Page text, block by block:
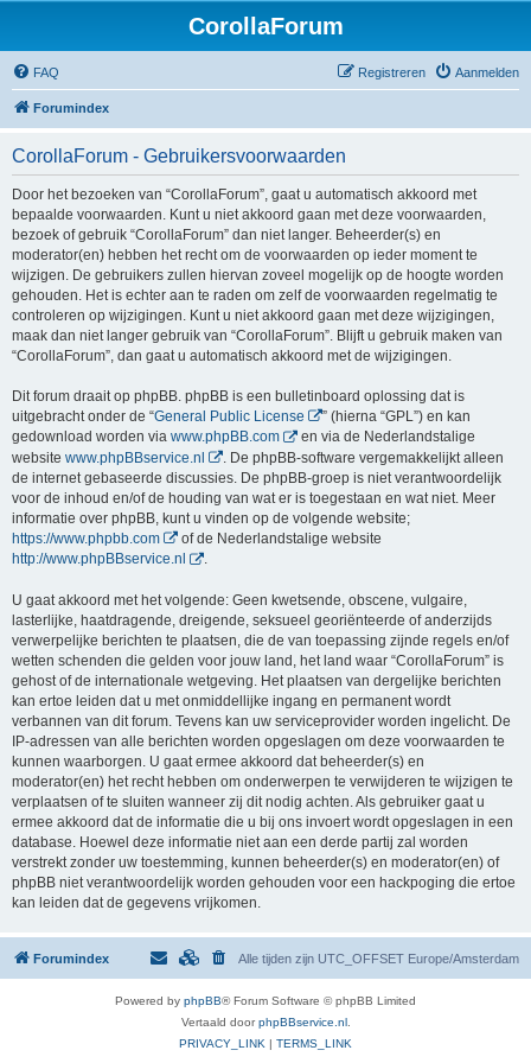
CorollaForum
FAQ Aanmelden
Registreren
Forumindex
CorollaForum - Gebruikersvoorwaarden
Door het bezoeken van “CorollaForum”, gaat u automatisch akkoord met
bepaalde voorwaarden. Kunt u niet akkoord gaan met deze voorwaarden,
bezoek of gebruik “CorollaForum” dan niet langer. Beheerder(s) en
moderator(en) hebben het recht om de voorwaarden op ieder moment te
wijzigen. De gebruikers zullen hiervan zoveel mogelijk op de hoogte worden
gehouden. Het is echter aan te raden om zelf de voorwaarden regelmatig te
controleren op wijzigingen. Kunt u niet akkoord gaan met deze wijzigingen,
maak dan niet langer gebruik van “CorollaForum”. Blijft u gebruik maken van
“CorollaForum”, dan gaat u automatisch akkoord met de wijzigingen.
Dit forum draait op phpBB. phpBB is een bulletinboard oplossing dat is
uitgebracht onder de “General Public License
” (hierna “GPL”) en kan
gedownload worden via www.phpBB.com
en via de Nederlandstalige
website www.phpBBservice.nl
. De phpBB-software vergemakkelijkt alleen
de internet gebaseerde discussies. De phpBB-groep is niet verantwoordelijk
voor de inhoud en/of de houding van wat er is toegestaan en wat niet. Meer
informatie over phpBB, kunt u vinden op de volgende website;
https://www.phpbb.com
of de Nederlandstalige website
http://www.phpBBservice.nl
.
U gaat akkoord met het volgende: Geen kwetsende, obscene, vulgaire,
lasterlijke, haatdragende, dreigende, seksueel georiënteerde of anderzijds
verwerpelijke berichten te plaatsen, die de van toepassing zijnde regels en/of
wetten schenden die gelden voor jouw land, het land waar “CorollaForum” is
gehost of de internationale wetgeving. Het plaatsen van dergelijke berichten
kan ertoe leiden dat u met onmiddellijke ingang en permanent wordt
verbannen van dit forum. Tevens kan uw serviceprovider worden ingelicht. De
IP-adressen van alle berichten worden opgeslagen om deze voorwaarden te
kunnen waarborgen. U gaat ermee akkoord dat beheerder(s) en
moderator(en) het recht hebben om onderwerpen te verwijderen te wijzigen te
verplaatsen of te sluiten wanneer zij dit nodig achten. Als gebruiker gaat u
ermee akkoord dat de informatie die u bij ons invoert wordt opgeslagen in een
database. Hoewel deze informatie niet aan een derde partij zal worden
verstrekt zonder uw toestemming, kunnen beheerder(s) en moderator(en) of
phpBB niet verantwoordelijk worden gehouden voor een hackpoging die ertoe
kan leiden dat de gegevens vrijkomen.
Forumindex Alle tijden zijn UTC_OFFSET Europe/Amsterdam
Powered by phpBB® Forum Software © phpBB Limited
Vertaald doorphpBBservice.nl.
PRIVACY_LINK | TERMS_LINK